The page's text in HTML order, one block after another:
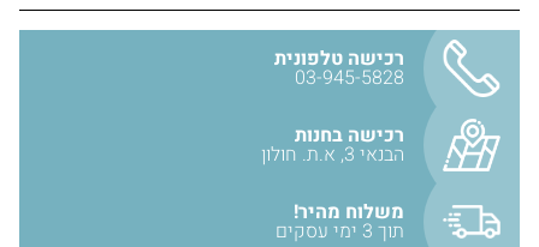
רכישה טלפונית
03-945-5828
רכישה בחנות
הבנאי 3, א.ת. חולון
משלוח מהיר!
תוך 3 ימי עסקים